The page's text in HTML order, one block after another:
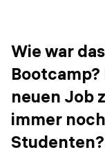
Wie war
neuen Job
immer
Studenten?